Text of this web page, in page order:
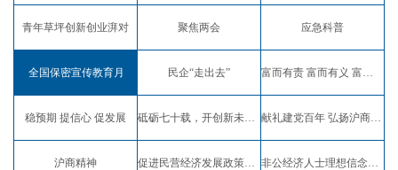
参政议政
信息库
青年草坪创新创业湃对 聚焦两会 应急科普
全国保密宣传教育月 民企“走出去” 富而有责 富而有义 富而有爱
稳预期 提信心 促发展 砥砺七十载，开创新未来，弘扬沪商精神 献礼建党百年 弘扬沪商精神
沪商精神 促进民营经济发展政策宣讲 非公经济人士理想信念教育实践活动